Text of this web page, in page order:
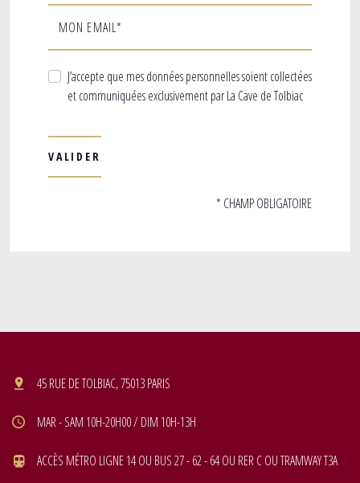
MON EMAIL*
J’accepte que mes données personnelles soient collectées
et communiquées exclusivement par La Cave de Tolbiac
* CHAMP OBLIGATOIRE
45 RUE DE TOLBIAC, 75013 PARIS
MAR - SAM 10H-20H00 / DIM 10H-13H
ACCÈS MÉTRO LIGNE 14 OU BUS 27 - 62 - 64 OU RER C OU TRAMWAY T3A